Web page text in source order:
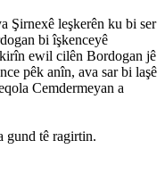
Şirnexê leşkerên ku bi ser
bi îşkenceyê
ewil cilên Bordogan jê
pêk anîn, ava sar bi laşê
Cemdermeyan a
gund tê ragirtin.